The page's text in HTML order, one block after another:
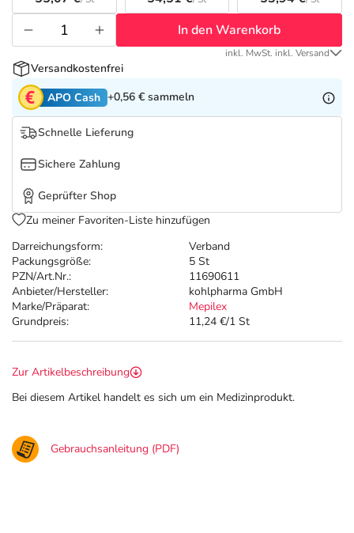
Tierapotheke
Vitamine & Mineralstoffe
Marken
Salus Deals
Darreichungsform:
Verband
Packungsgröße:
5 St
PZN/Art.Nr.:
11690611
Anbieter/Hersteller:
kohlpharma GmbH
Marke/Präparat:
Mepilex
Grundpreis:
11,24 €/1 St
In den Warenkorb
inkl. MwSt. inkl. Versand
Versandkostenfrei
APO Cash +0,56 € sammeln
Schnelle Lieferung
Sichere Zahlung
Geprüfter Shop
Zu meiner Favoriten-Liste hinzufügen
Zur Artikelbeschreibung
Bei diesem Artikel handelt es sich um ein Medizinprodukt.
Gebrauchsanleitung (PDF)